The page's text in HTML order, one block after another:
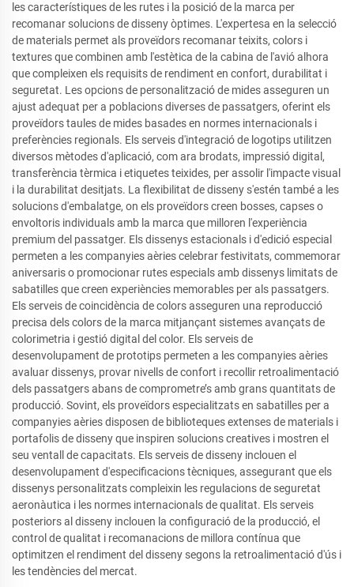
les característiques de les rutes i la posició de la marca per
recomanar solucions de disseny òptimes. L'expertesa en la selecció
de materials permet als proveïdors recomanar teixits, colors i
textures que combinen amb l'estètica de la cabina de l'avió alhora
que compleixen els requisits de rendiment en confort, durabilitat i
seguretat. Les opcions de personalització de mides asseguren un
ajust adequat per a poblacions diverses de passatgers, oferint els
proveïdors taules de mides basades en normes internacionals i
preferències regionals. Els serveis d'integració de logotips utilitzen
diversos mètodes d'aplicació, com ara brodats, impressió digital,
transferència tèrmica i etiquetes teixides, per assolir l'impacte visual
i la durabilitat desitjats. La flexibilitat de disseny s'estén també a les
solucions d'embalatge, on els proveïdors creen bosses, capses o
envoltoris individuals amb la marca que milloren l'experiència
premium del passatger. Els dissenys estacionals i d'edició especial
permeten a les companyies aèries celebrar festivitats, commemorar
aniversaris o promocionar rutes especials amb dissenys limitats de
sabatilles que creen experiències memorables per als passatgers.
Els serveis de coincidència de colors asseguren una reproducció
precisa dels colors de la marca mitjançant sistemes avançats de
colorimetria i gestió digital del color. Els serveis de
desenvolupament de prototips permeten a les companyies aèries
avaluar dissenys, provar nivells de confort i recollir retroalimentació
dels passatgers abans de comprometre’s amb grans quantitats de
producció. Sovint, els proveïdors especialitzats en sabatilles per a
companyies aèries disposen de biblioteques extenses de materials i
portafolis de disseny que inspiren solucions creatives i mostren el
seu ventall de capacitats. Els serveis de disseny inclouen el
desenvolupament d'especificacions tècniques, assegurant que els
dissenys personalitzats compleixin les regulacions de seguretat
aeronàutica i les normes internacionals de qualitat. Els serveis
posteriors al disseny inclouen la configuració de la producció, el
control de qualitat i recomanacions de millora contínua que
optimitzen el rendiment del disseny segons la retroalimentació d'ús i
les tendències del mercat.